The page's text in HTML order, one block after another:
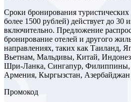
Сроки бронирования
более 1500 рублей) действует до 30
включительно. Предложение
бронирование отелей и другого
направлениях, таких как Таиланд,
Вьетнам, Мальдивы, Китай,
Шри-Ланка, Сингапур, Филиппины,
Армения, Кыргызстан, Азербайджан
Промокод